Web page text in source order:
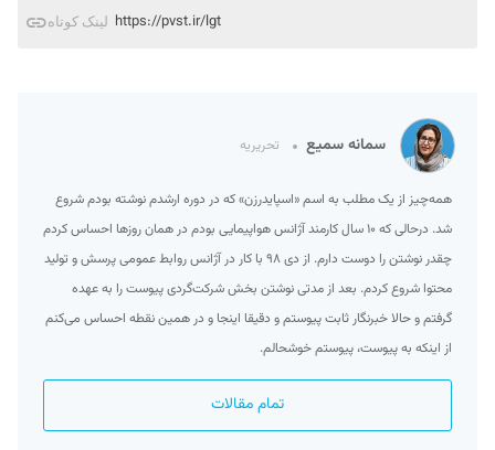
لینک کوتاه https://pvst.ir/lgt
سمانه سمیع تحریریه
همه‌چیز از یک مطلب به اسم «اسپایدرزن» که در دوره ارشدم نوشته بودم شروع
شد. درحالی که ۱۰ سال کارمند آژانس هواپیمایی بودم در همان روزها احساس کردم
چقدر نوشتن را دوست دارم. از دی ۹۸ با کار در آژانس روابط عمومی پرسش و تولید
محتوا شروع کردم. بعد از مدتی نوشتن بخش شرکت‌گردی پیوست را به عهده
گرفتم و حالا خبرنگار ثابت پیوستم و دقیقا اینجا و در همین نقطه احساس می‌کنم
از اینکه به پیوست، پیوستم خوشحالم.
تمام مقالات